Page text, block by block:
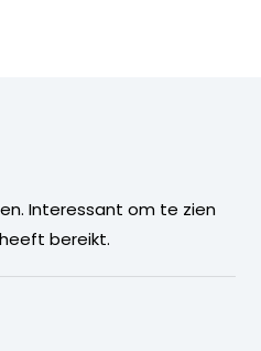
Interessant om te zien
bereikt.